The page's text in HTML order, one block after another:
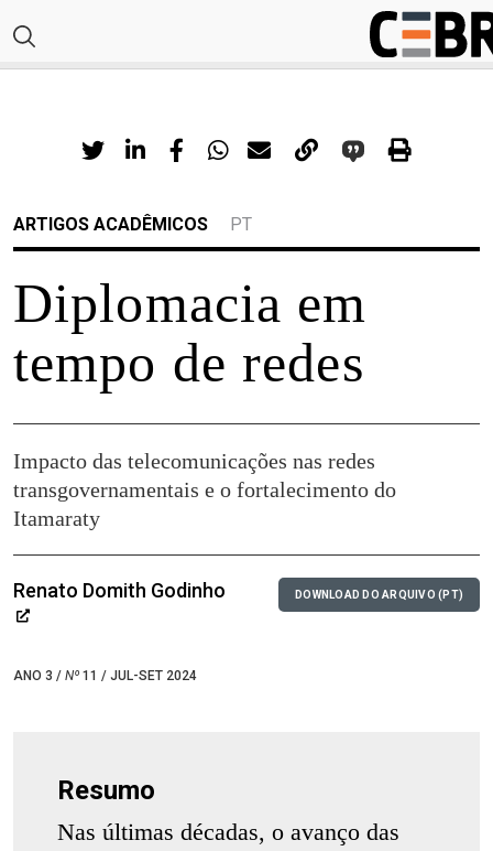
ARTIGOS ACADÊMICOS PT
Diplomacia em
tempo de redes
Impacto das telecomunicações nas redes
transgovernamentais e o fortalecimento do
Itamaraty
Renato Domith Godinho
ANO 3 / Nº 11 / JUL-SET 2024
DOWNLOAD DO ARQUIVO (PT)
Resumo
Nas últimas décadas, o avanço das